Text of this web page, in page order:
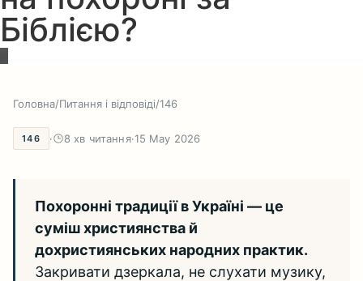
Біблією?
Головна/Питання і відповіді/146
146 · 8 хв читання·15 May 2026
Похоронні традиції в Україні — це
суміш християнства й
дохристиянських народних практик.
Закривати дзеркала, не слухати музику,